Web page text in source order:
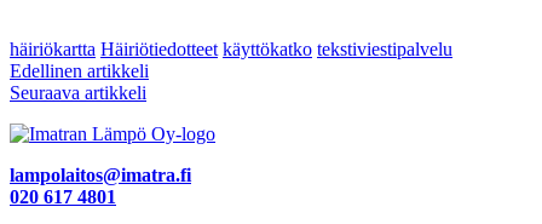
häiriökartta Häiriötiedotteet käyttökatko tekstiviestipalvelu
Artikkelien
selaus
Edellinen artikkeli
Seuraava artikkeli
lampolaitos@imatra.fi
020 617 4801